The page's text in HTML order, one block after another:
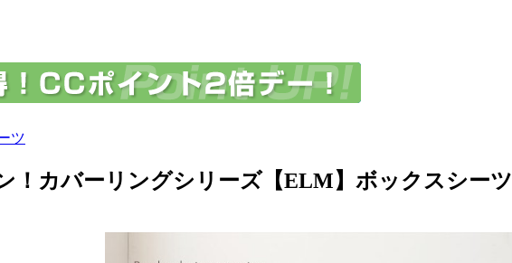
ツ
！カバーリングシリーズ【ELM】ボックスシーツ